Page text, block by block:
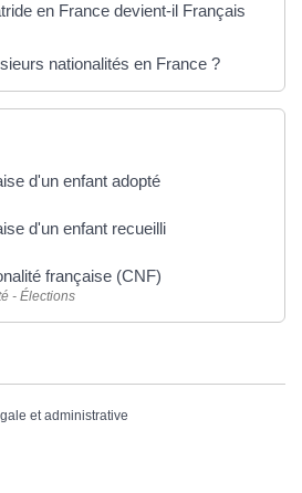
en France devient-il Français
nationalités en France ?
d'un enfant adopté
d'un enfant recueilli
française (CNF)
- Élections
et administrative